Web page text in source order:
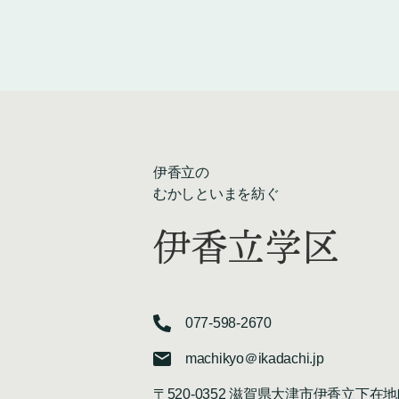
伊香立の
むかしといまを紡ぐ
伊香立学区
077-598-2670
machikyo＠ikadachi.jp
〒520-0352 滋賀県大津市伊香立下在